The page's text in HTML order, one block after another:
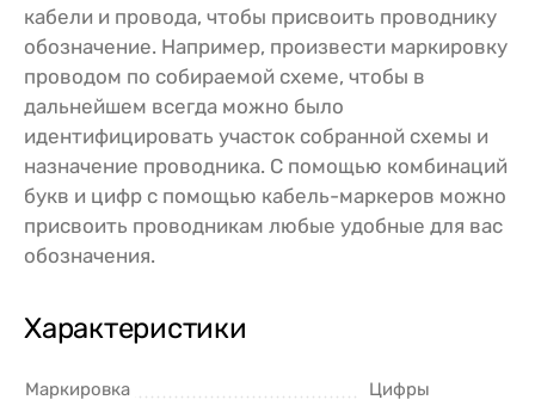
кабели и провода, чтобы присвоить проводнику
обозначение. Например, произвести маркировку
проводом по собираемой схеме, чтобы в
дальнейшем всегда можно было
идентифицировать участок собранной схемы и
назначение проводника. С помощью комбинаций
букв и цифр с помощью кабель-маркеров можно
присвоить проводникам любые удобные для вас
обозначения.
Характеристики
Маркировка Цифры